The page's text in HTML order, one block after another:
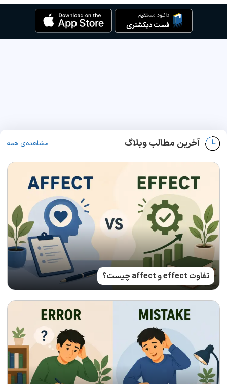
آخرین مطالب وبلاگ مشاهده‌ی همه
تفاوت effect و affect چیست؟